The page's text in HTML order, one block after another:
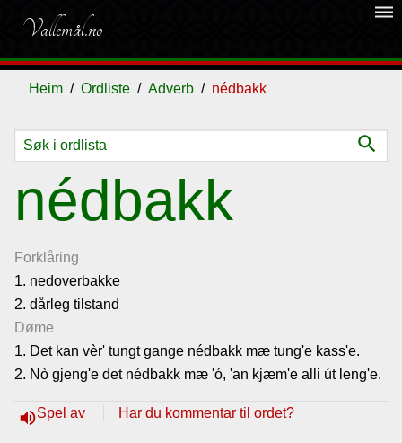
Vallemål.no
dehaze
Heim Ordliste Adverb nédbakk
search
nédbakk
Forklåring
1. nedoverbakke
2. dårleg tilstand
Døme
1. Det kan vèr' tungt gange nédbakk mæ tung'e kass'e.
2. Nò gjeng'e det nédbakk mæ 'ó, 'an kjæm'e alli út leng'e.
volume_upSpel av Har du kommentar til ordet?
Ordliste
Om
vallemålet
Gjestebok
Nyhende
Lenkjer